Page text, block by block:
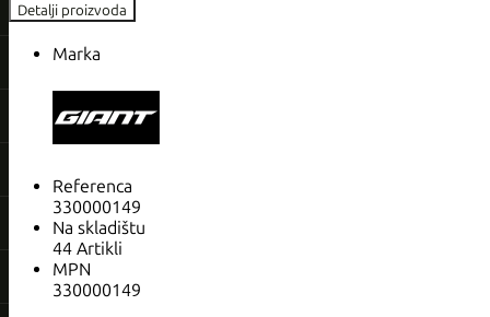
Detalji proizvoda
Marka
Referenca
330000149
Na skladištu
44 Artikli
MPN
330000149